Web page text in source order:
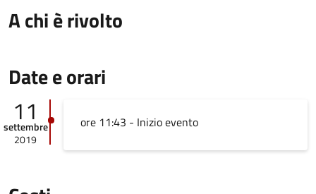
A chi è rivolto
Date e orari
11
settembre
2019
ore 11:43 - Inizio evento